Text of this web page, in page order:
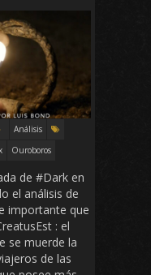
Análisis
Ouroboros
de #Dark en
el análisis de
importante que
: el
se muerde la
de las